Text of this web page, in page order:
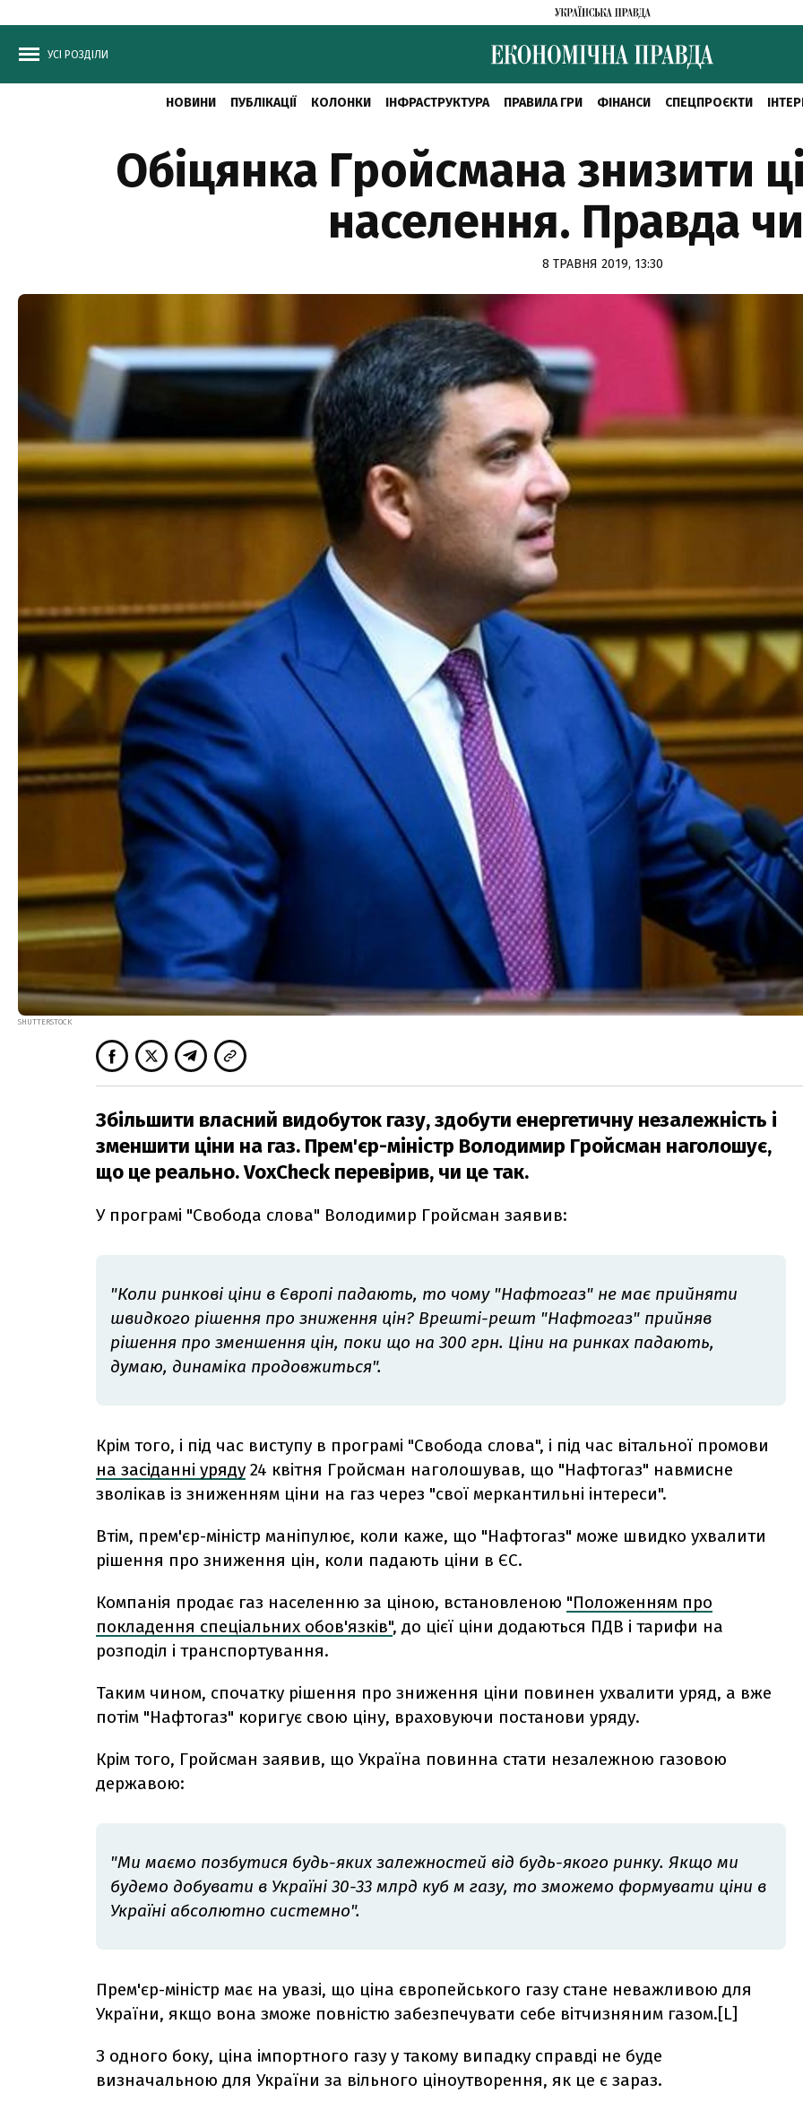
УСІ РОЗДІЛИ
НОВИНИ ПУБЛІКАЦІЇ КОЛОНКИ ІНФРАСТРУКТУРА ПРАВИЛА ГРИ ФІНАНСИ СПЕЦПРОЄКТИ
Обіцянка Гройсмана знизити
населення. Правда чи
8 ТРАВНЯ 2019, 13:30
SHUTTERSTOCK
Збільшити власний видобуток газу, здобути енергетичну незалежність і
зменшити ціни на газ. Прем'єр-міністр Володимир Гройсман наголошує,
що це реально. VoxCheck перевірив, чи це так.
У програмі "Свобода слова" Володимир Гройсман заявив:
"Коли ринкові ціни в Європі падають, то чому "Нафтогаз" не має прийняти
швидкого рішення про зниження цін? Врешті-решт "Нафтогаз" прийняв
рішення про зменшення цін, поки що на 300 грн. Ціни на ринках падають,
думаю, динаміка продовжиться".
Крім того, і під час виступу в програмі "Свобода слова", і під час вітальної промови
на засіданні уряду 24 квітня Гройсман наголошував, що "Нафтогаз" навмисне
зволікав із зниженням ціни на газ через "свої меркантильні інтереси".
Втім, прем'єр-міністр маніпулює, коли каже, що "Нафтогаз" може швидко ухвалити
рішення про зниження цін, коли падають ціни в ЄС.
Компанія продає газ населенню за ціною, встановленою "Положенням про
покладення спеціальних обов'язків", до цієї ціни додаються ПДВ і тарифи на
розподіл і транспортування.
Таким чином, спочатку рішення про зниження ціни повинен ухвалити уряд, а вже
потім "Нафтогаз" коригує свою ціну, враховуючи постанови уряду.
Крім того, Гройсман заявив, що Україна повинна стати незалежною газовою
державою:
"Ми маємо позбутися будь-яких залежностей від будь-якого ринку. Якщо ми
будемо добувати в Україні 30-33 млрд куб м газу, то зможемо формувати ціни в
Україні абсолютно системно".
Прем'єр-міністр має на увазі, що ціна європейського газу стане неважливою для
України, якщо вона зможе повністю забезпечувати себе вітчизняним газом.[L]
З одного боку, ціна імпортного газу у такому випадку справді не буде
визначальною для України за вільного ціноутворення, як це є зараз.